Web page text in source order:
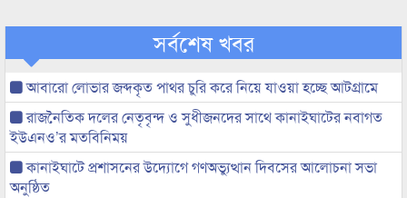
সর্বশেষ খবর
আবারো লোভার জব্দকৃত পাথর চুরি করে নিয়ে যাওয়া হচ্ছে আটগ্রামে
রাজনৈতিক দলের নেতৃবৃন্দ ও সুধীজনদের সাথে কানাইঘাটের নবাগত
ইউএনও’র মতবিনিময়
কানাইঘাটে প্রশাসনের উদ্যোগে গণঅভ্যুত্থান দিবসের আলোচনা সভা
অনুষ্ঠিত